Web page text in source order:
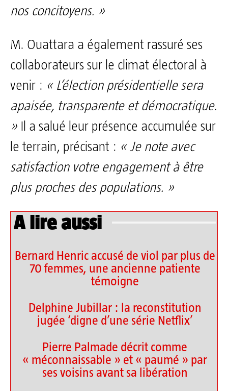
nos concitoyens. »
M. Ouattara a également rassuré ses
collaborateurs sur le climat électoral à
venir : « L’élection présidentielle sera
apaisée, transparente et démocratique.
» Il a salué leur présence accumulée sur
le terrain, précisant : « Je note avec
satisfaction votre engagement à être
plus proches des populations. »
A lire aussi
Bernard Henric accusé de viol par plus de
70 femmes, une ancienne patiente
témoigne
Delphine Jubillar : la reconstitution
jugée ‘digne d’une série Netflix’
Pierre Palmade décrit comme
« méconnaissable » et « paumé » par
ses voisins avant sa libération